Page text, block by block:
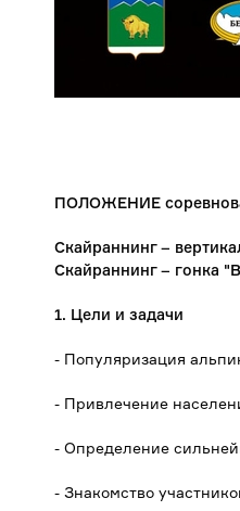
ПОЛОЖЕНИЕ
Скайраннинг –
Скайраннинг – гонка
1. Цели и задачи
- Популяризация
- Привлечение
- Определение
- Знакомство